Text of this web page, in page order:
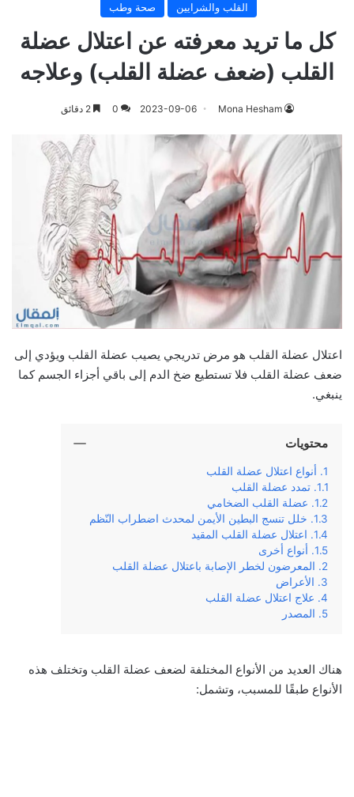
القلب والشرايين صحة وطب
كل ما تريد معرفته عن اعتلال عضلة
القلب (ضعف عضلة القلب) وعلاجه
Mona Hesham
2023-09-06
0 2 دقائق
اعتلال عضلة القلب هو مرض تدريجي يصيب عضلة القلب ويؤدي إلى
ضعف عضلة القلب فلا تستطيع ضخ الدم إلى باقي أجزاء الجسم كما
ينبغي.
محتويات
أنواع اعتلال عضلة القلب
تمدد عضلة القلب
عضلة القلب الضخامي
خلل تنسج البطين الأيمن لمحدث اضطراب النّظم
اعتلال عضلة القلب المقيد
أنواع أخرى
المعرضون لخطر الإصابة باعتلال عضلة القلب
الأعراض
علاج اعتلال عضلة القلب
المصدر
هناك العديد من الأنواع المختلفة لضعف عضلة القلب وتختلف هذه
الأنواع طبقًا للمسبب، وتشمل: